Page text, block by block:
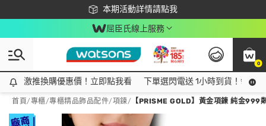
本期活動詳情請點我
下載app最高回饋$350
屈臣氏線上服務
0
激推換購優惠價！立即點我看
激推換購優惠價！立即點我看 下單選閃電送 1小時到貨！領神
首頁/專櫃/專櫃精品飾品配件/項鍊/ 【PRISME GOLD】黃金項鍊 純金999